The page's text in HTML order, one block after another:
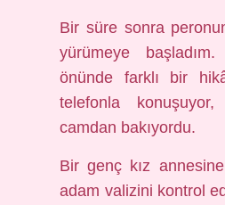
Bir süre sonra
yürümeye
önünde farklı bir
telefonla
camdan bakıyordu.
Bir genç kız
adam valizini kontrol